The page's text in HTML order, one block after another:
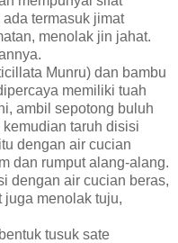
termasuk jimat
menolak jin jahat.
Munru) dan bambu
memiliki tuah
ambil sepotong buluh
taruh disisi
dengan air cucian
dan rumput alang-alang.
dengan air cucian beras,
menolak tuju,
tusuk sate